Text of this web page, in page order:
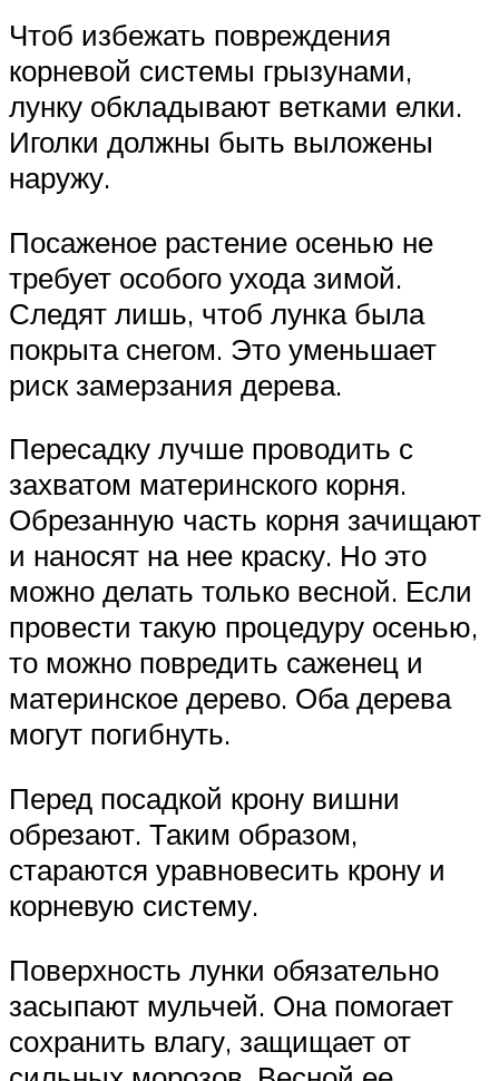
Чтоб избежать повреждения
корневой системы грызунами,
лунку обкладывают ветками елки.
Иголки должны быть выложены
наружу.
Посаженое растение осенью не
требует особого ухода зимой.
Следят лишь, чтоб лунка была
покрыта снегом. Это уменьшает
риск замерзания дерева.
Пересадку лучше проводить с
захватом материнского корня.
Обрезанную часть корня зачищают
и наносят на нее краску. Но это
можно делать только весной. Если
провести такую процедуру осенью,
то можно повредить саженец и
материнское дерево. Оба дерева
могут погибнуть.
Перед посадкой крону вишни
обрезают. Таким образом,
стараются уравновесить крону и
корневую систему.
Поверхность лунки обязательно
засыпают мульчей. Она помогает
сохранить влагу, защищает от